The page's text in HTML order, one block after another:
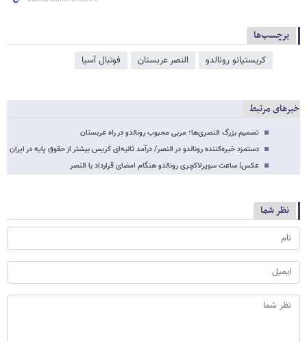
برچسب‌ها
کریستیانو رونالدو النصر عربستان فوتبال آسیا
خبرهای مرتبط
تصمیم بزرگ النصری‌ها؛ مربی محبوب رونالدو در راه عربستان
دستمزد خیره‌کننده رونالدو در النصر/ درآمد ثانیه‌ای کریس بیشتر از حقوق پایه در ایران
عکس| ساعت سوپرلاکچری رونالدو هنگام امضای قرارداد با النصر
نظر شما